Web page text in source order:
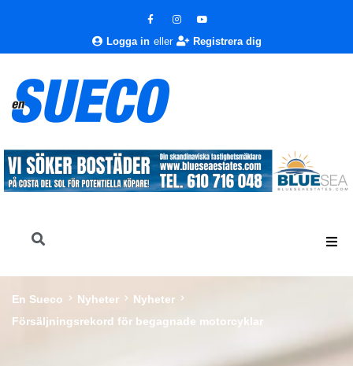
Logga in eller Registrera dig
En Sueco Nyheter
Nyheter
Försäljningsrekord för begagnade motorcyklar